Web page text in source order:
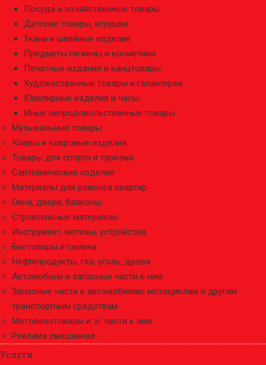
Посуда и хозяйственные товары
Детские товары, игрушки
Ткани и швейные изделия
Предметы гигиены и косметики
Печатные издания и канцтовары
Художественные товары и галантерея
Ювелирные изделия и часы
Иные непродовольственные товары
Музыкальные товары
Ковры и ковровые изделия
Товары для спорта и туризма
Сантехнические изделия
Материалы для ремонта квартир
Окна, двери, балконы
Строительные материалы
Инструмент, метизы, устройства
Биотовары и семена
Нефтепродукты, газ, уголь, дрова
Автомобили и запасные части к ним
Запасные части к автомобилям, мотоциклам и другим
транспортным средствам
Мотовелотовары и з/ части к ним
Реклама смешанная
Услуги